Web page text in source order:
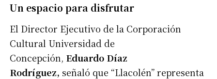
Un espacio para disfrutar
El Director Ejecutivo de la Corporación
Cultural Universidad de
Concepción, Eduardo Díaz
Rodríguez, señaló que “Llacolén” representa